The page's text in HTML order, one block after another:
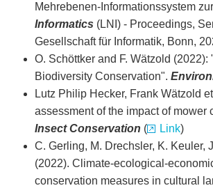
Mehrebenen-Informationssystem
Informatics (LNI) - Proceedings,
Gesellschaft für Informatik, Bonn,
O. Schöttker and F. Wätzold
Biodiversity Conservation".
Lutz Philip Hecker, Frank Wätzold
assessment of the impact of mower
Insect Conservation ( Link)
C. Gerling, M. Drechsler, K. Keuler,
(2022). Climate-ecological-
conservation measures in cultural